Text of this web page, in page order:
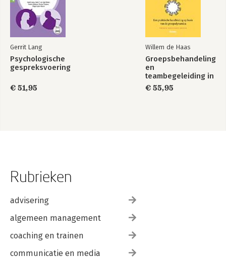
Gerrit Lang
Psychologische
gespreksvoering
€ 51,95
Willem de Haas
Groepsbehandeling
en
teambegeleiding in
de zorg
€ 55,95
Rubrieken
advisering
algemeen management
coaching en trainen
communicatie en media